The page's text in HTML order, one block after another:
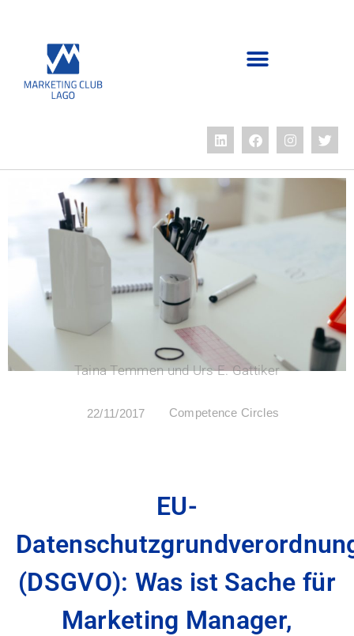
Taina Temmen und Urs E. Gattiker
22/11/2017 Competence Circles
EU-
(DSGVO): Was ist Sache für
Marketing Manager,